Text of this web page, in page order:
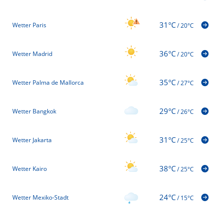
Wetter Paris 31°C/20°C
Wetter Madrid 36°C/20°C
Wetter Palma de Mallorca 35°C/27°C
Wetter Bangkok 29°C/26°C
Wetter Jakarta 31°C/25°C
Wetter Kairo 38°C/25°C
Wetter Mexiko-Stadt 24°C/15°C